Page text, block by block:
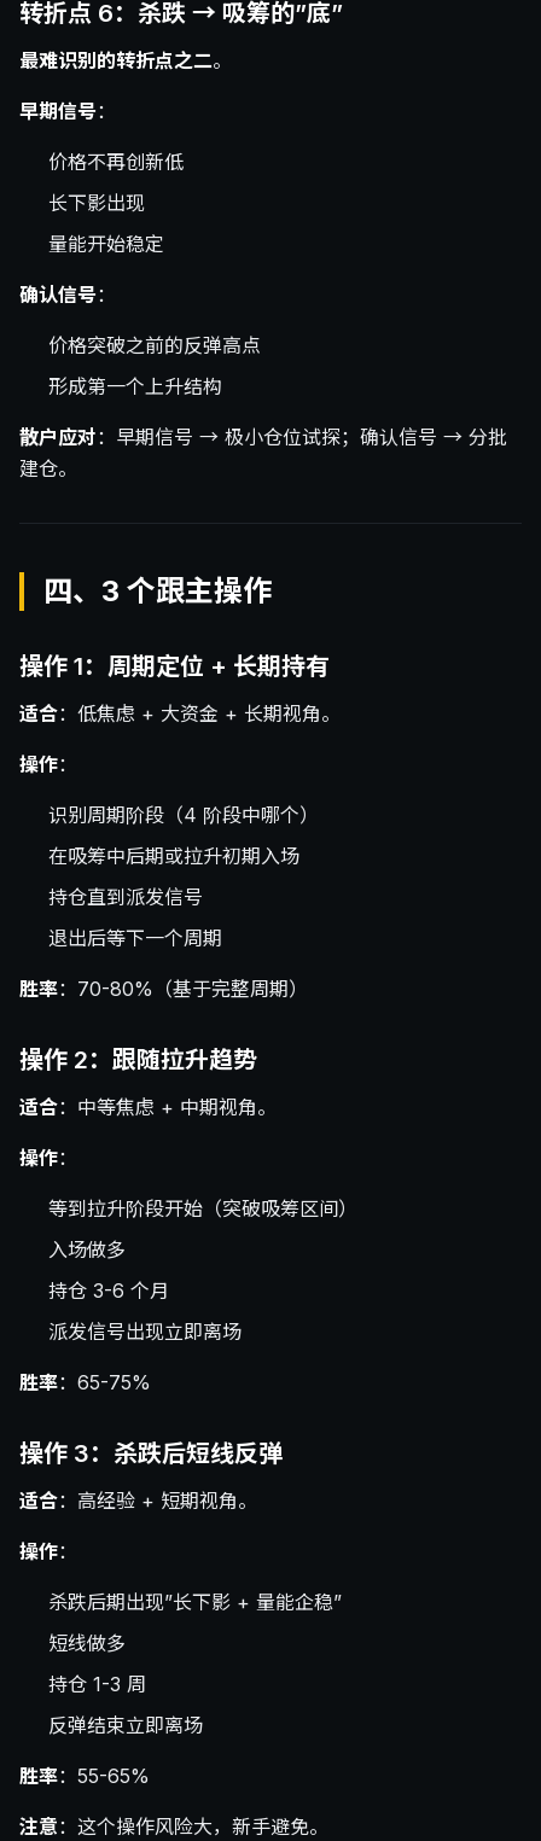
转折点 6：杀跌 → 吸筹的”底”
最难识别的转折点之二。
早期信号：
价格不再创新低
长下影出现
量能开始稳定
确认信号：
价格突破之前的反弹高点
形成第一个上升结构
散户应对：早期信号 → 极小仓位试探；确认信号 → 分批
建仓。
四、3 个跟主操作
操作 1：周期定位 + 长期持有
适合：低焦虑 + 大资金 + 长期视角。
操作：
识别周期阶段（4 阶段中哪个）
在吸筹中后期或拉升初期入场
持仓直到派发信号
退出后等下一个周期
胜率：70-80%（基于完整周期）
操作 2：跟随拉升趋势
适合：中等焦虑 + 中期视角。
操作：
等到拉升阶段开始（突破吸筹区间）
入场做多
持仓 3-6 个月
派发信号出现立即离场
胜率：65-75%
操作 3：杀跌后短线反弹
适合：高经验 + 短期视角。
操作：
杀跌后期出现”长下影 + 量能企稳”
短线做多
持仓 1-3 周
反弹结束立即离场
胜率：55-65%
注意：这个操作风险大，新手避免。